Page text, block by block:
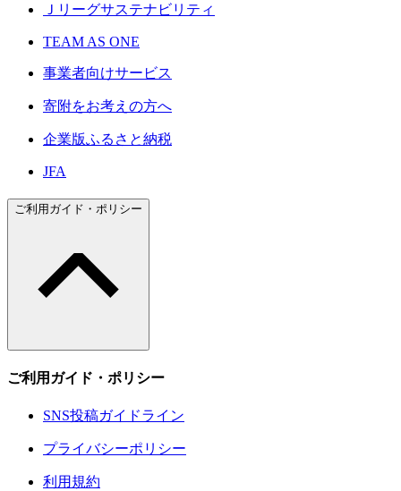
Ｊリーグサステナビリティ
TEAM AS ONE
事業者向けサービス
寄附をお考えの方へ
企業版ふるさと納税
JFA
ご利用ガイド・ポリシー
ご利用ガイド・ポリシー
SNS投稿ガイドライン
プライバシーポリシー
利用規約